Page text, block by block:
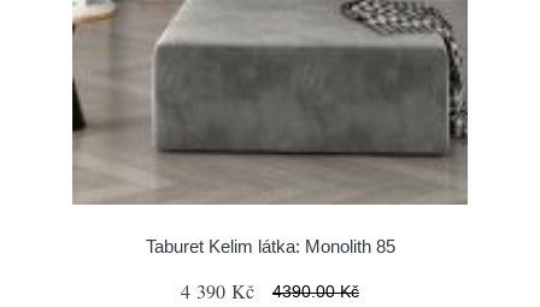
Taburet Kelim látka: Monolith 85
4 390 Kč 4390.00 Kč